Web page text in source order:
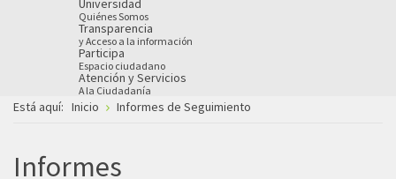
Quiénes Somos
Transparencia
y Acceso a la información
Participa
Espacio ciudadano
Atención y Servicios
A la Ciudadanía
Está aquí: Inicio Informes de Seguimiento
Informes